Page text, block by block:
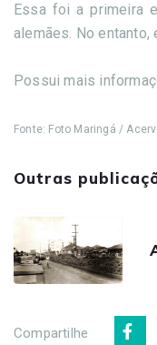
Essa foi a primeira
alemães. No entanto,
Possui mais
Fonte: Foto Maringá /
Outras
Compartilhe